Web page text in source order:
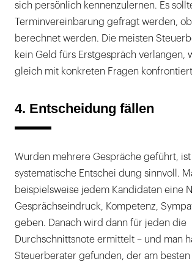
sich persönlich kennenzulernen. Es
Terminvereinbarung gefragt werden,
berechnet werden. Die meisten
kein Geld fürs Erstgespräch verlangen,
gleich mit konkreten Fragen
4. Entscheidung fällen
Wurden mehrere Gespräche geführt,
systematische Entschei dung sinnvoll.
beispielsweise jedem Kandidaten eine
Gesprächseindruck, Kompetenz,
geben. Danach wird dann für jeden die
Durchschnittsnote ermittelt – und man
Steuerberater gefunden, der am